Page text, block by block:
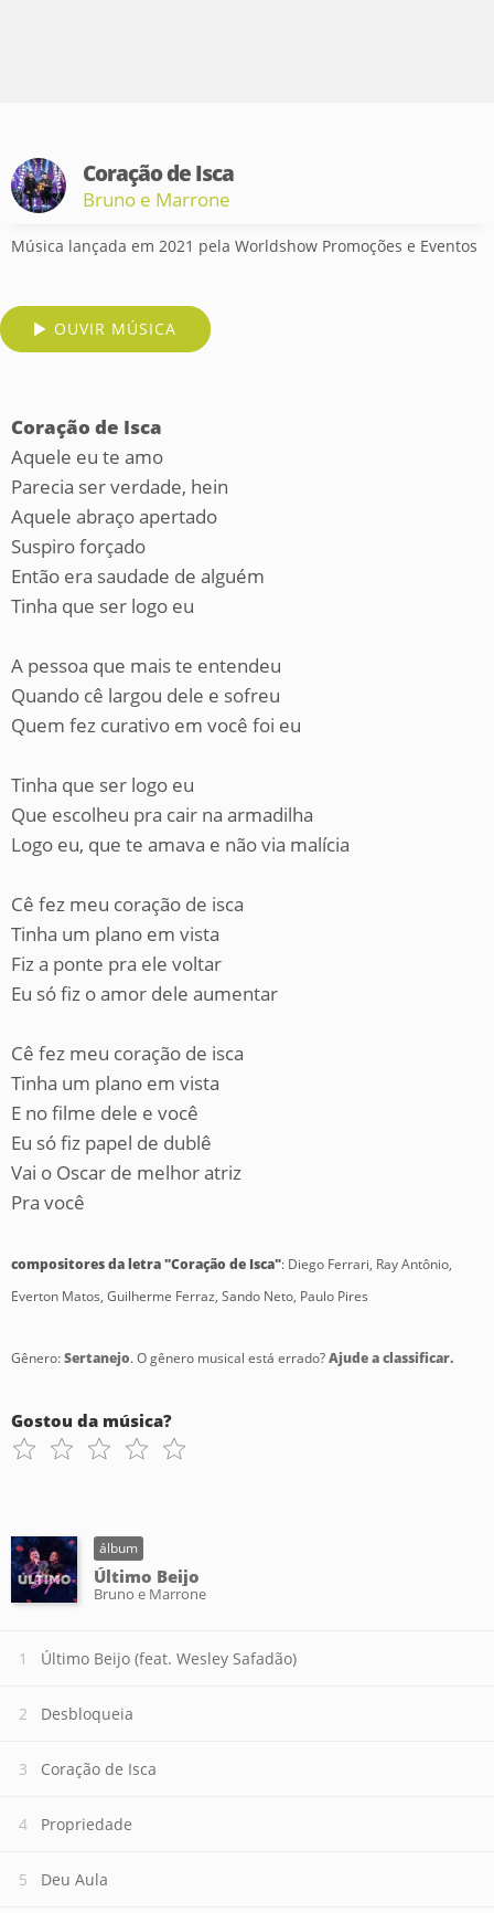
Coração de Isca
Bruno e Marrone
Música lançada em 2021 pela Worldshow Promoções e Eventos
OUVIR MÚSICA
Coração de Isca
Aquele eu te amo
Parecia ser verdade, hein
Aquele abraço apertado
Suspiro forçado
Então era saudade de alguém
Tinha que ser logo eu
A pessoa que mais te entendeu
Quando cê largou dele e sofreu
Quem fez curativo em você foi eu
Tinha que ser logo eu
Que escolheu pra cair na armadilha
Logo eu, que te amava e não via malícia
Cê fez meu coração de isca
Tinha um plano em vista
Fiz a ponte pra ele voltar
Eu só fiz o amor dele aumentar
Cê fez meu coração de isca
Tinha um plano em vista
E no filme dele e você
Eu só fiz papel de dublê
Vai o Oscar de melhor atriz
Pra você
compositores da letra "Coração de Isca": Diego Ferrari, Ray Antônio,
Everton Matos, Guilherme Ferraz, Sando Neto, Paulo Pires
Gênero:Sertanejo. O gênero musical está errado?Ajude a classificar.
Gostou da música?
álbum
Último Beijo
Bruno e Marrone
Último Beijo (feat. Wesley Safadão)
Desbloqueia
Coração de Isca
Propriedade
Deu Aula